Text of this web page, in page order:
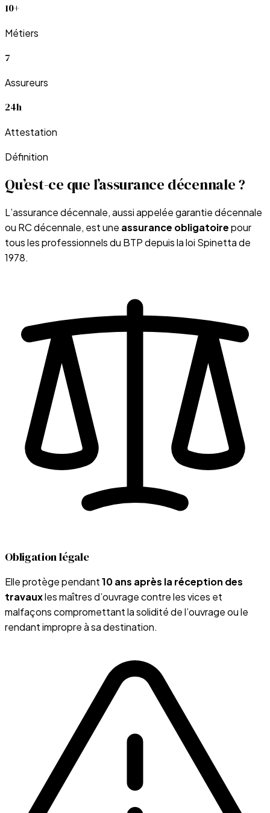
10+
Métiers
7
Assureurs
24h
Attestation
Définition
Qu’est-ce que l’assurance décennale ?
L’assurance décennale, aussi appelée garantie décennale
ou RC décennale, est une assurance obligatoirepour
tous les professionnels du BTP depuis la loi Spinetta de
1978.
Obligation légale
Elle protège pendant10 ans après la réception des
travauxles maîtres d’ouvrage contre les vices et
malfaçons compromettant la solidité de l’ouvrage ou le
rendant impropre à sa destination.